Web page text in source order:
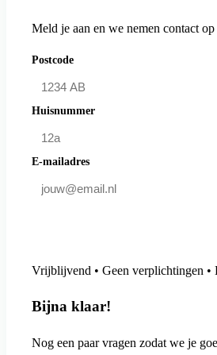
Meld je aan en we nemen contact
Postcode
Huisnummer
E-mailadres
Vrijblijvend • Geen verplichtingen •
Bijna klaar!
Nog een paar vragen zodat we je